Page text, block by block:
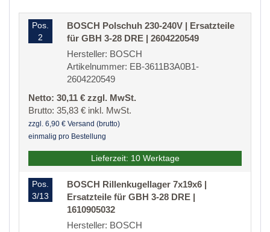
Pos.
2
BOSCH Polschuh 230-240V | Ersatzteile
für GBH 3-28 DRE | 2604220549
Hersteller: BOSCH
Artikelnummer: EB-3611B3A0B1-
2604220549
Netto: 30,11 € zzgl. MwSt.
Brutto: 35,83 € inkl. MwSt.
zzgl. 6,90 € Versand (brutto)
einmalig pro Bestellung
Lieferzeit: 10 Werktage
Pos.
3/13
BOSCH Rillenkugellager 7x19x6 |
Ersatzteile für GBH 3-28 DRE |
1610905032
Hersteller: BOSCH